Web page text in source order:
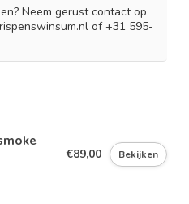
Neem gerust contact op
of +31 595-
€89,00 Bekijken